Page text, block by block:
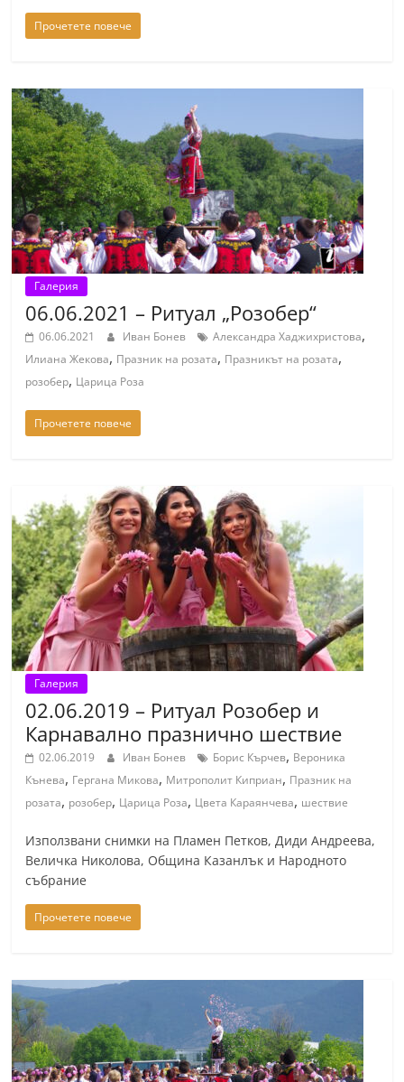
z
a
l
k
.
c
o
m
Прочетете повече
Галерия
06.06.2021 – Ритуал „Розобер“
06.06.2021 Иван Бонев Александра Хаджихристова,
Илиана Жекова, Празник на розата, Празникът на розата,
розобер, Царица Роза
Прочетете повече
Галерия
02.06.2019 – Ритуал Розобер и
Карнавално празнично шествие
02.06.2019 Иван Бонев Борис Кърчев, Вероника
Кънева, Гергана Микова, Митрополит Киприан, Празник на
розата, розобер, Царица Роза, Цвета Караянчева, шествие
Използвани снимки на Пламен Петков, Диди Андреева,
Величка Николова, Община Казанлък и Народното
събрание
Прочетете повече